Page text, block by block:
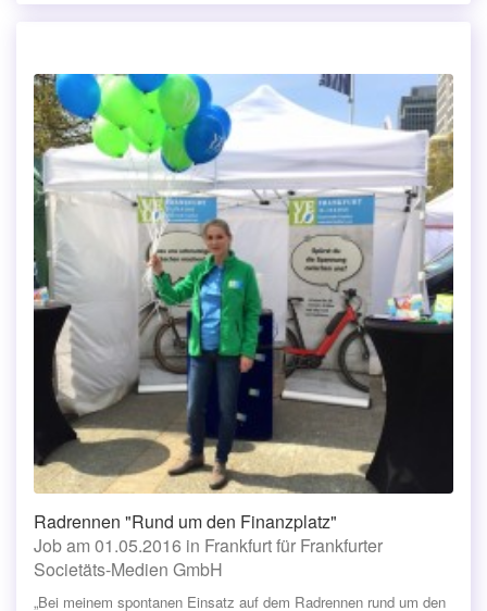
Radrennen "Rund um den Finanzplatz"
Job am 01.05.2016 in Frankfurt für Frankfurter
Societäts-Medien GmbH
„Bei meinem spontanen Einsatz auf dem Radrennen rund um den